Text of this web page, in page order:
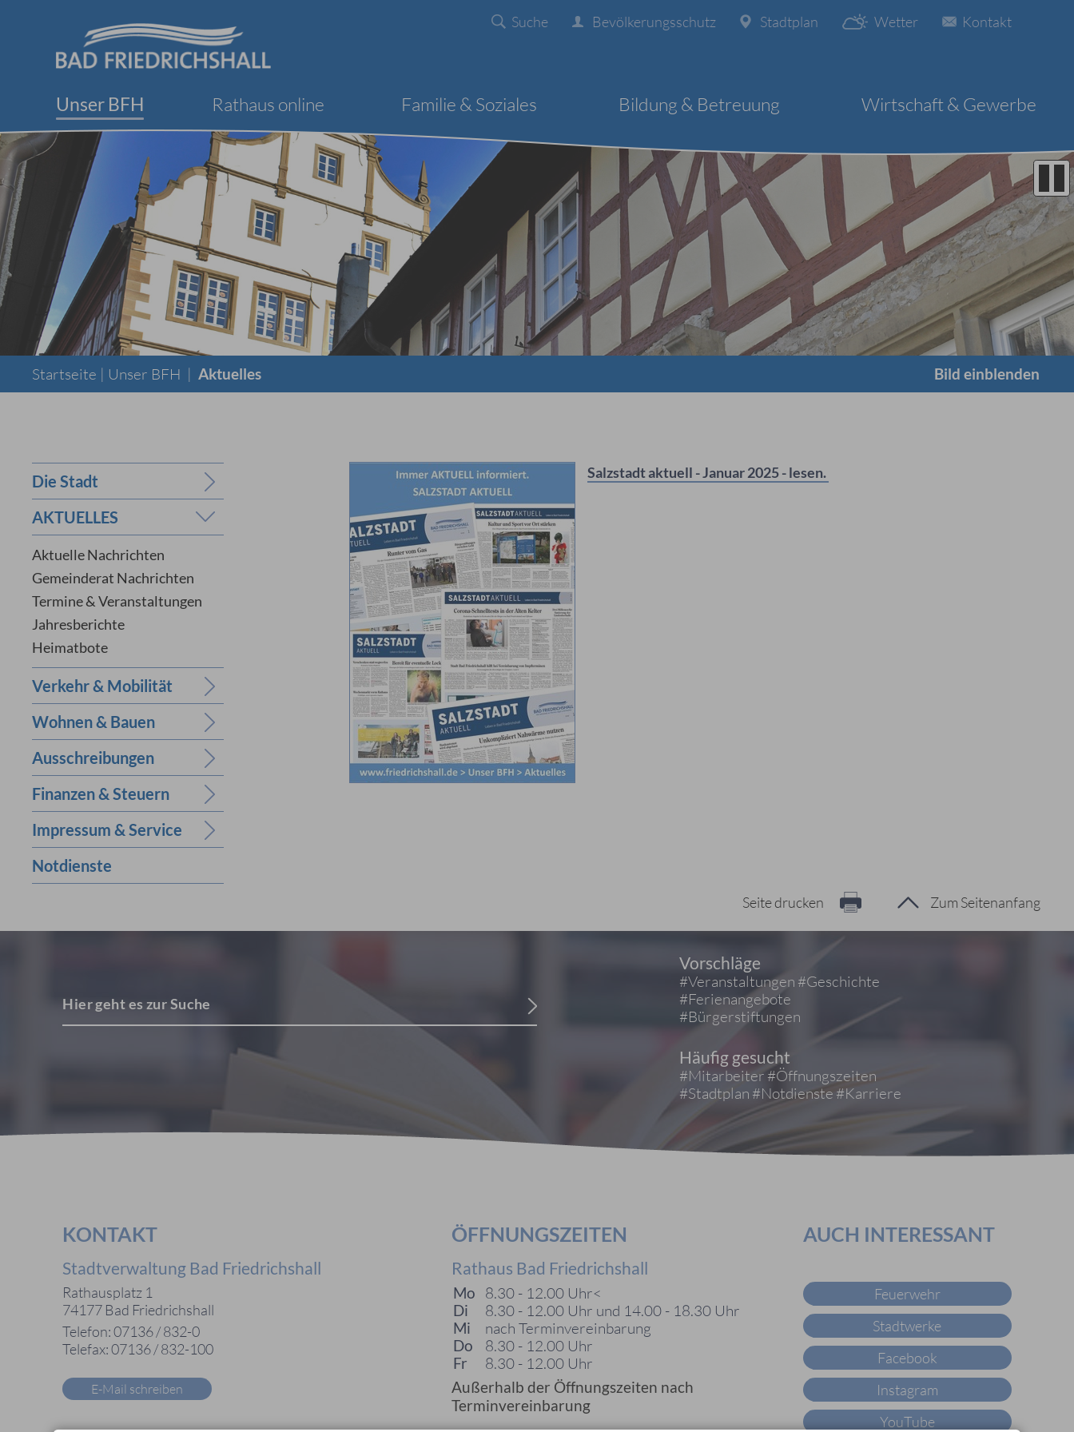
Kontakt
Wetter
Stadtplan
Bevölkerungsschutz
Suche
Unser BFH Rathaus online Familie & Soziales Bildung & Betreuung Wirtschaft & Gewerbe
Startseite | Unser BFH |Aktuelles Bild einblenden
Die Stadt
AKTUELLES
Aktuelle Nachrichten
Gemeinderat Nachrichten
Termine & Veranstaltungen
Jahresberichte
Heimatbote
Verkehr & Mobilität
Wohnen & Bauen
Ausschreibungen
Finanzen & Steuern
Impressum & Service
Notdienste
Salzstadt aktuell - Januar 2025 - lesen.
Zum Seitenanfang
Seite drucken
Hier geht es zur Suche
Vorschläge
#Veranstaltungen #Geschichte
#Ferienangebote
#Bürgerstiftungen
Häufig gesucht
#Mitarbeiter #Öffnungszeiten
#Stadtplan #Notdienste#Karriere
KONTAKT
Stadtverwaltung Bad Friedrichshall
Rathausplatz 1
74177 Bad Friedrichshall
Telefon: 07136 / 832-0
Telefax: 07136 / 832-100
E-Mail schreiben
ÖFFNUNGSZEITEN
Rathaus Bad Friedrichshall
Mo 8.30 - 12.00 Uhr<
Di 8.30 - 12.00 Uhr und 14.00 - 18.30 Uhr
Mi nach Terminvereinbarung
Do 8.30 - 12.00 Uhr
Fr 8.30 - 12.00 Uhr
Außerhalb der Öffnungszeiten nach
Terminvereinbarung
AUCH INTERESSANT
Feuerwehr
Stadtwerke
Facebook
Instagram
YouTube